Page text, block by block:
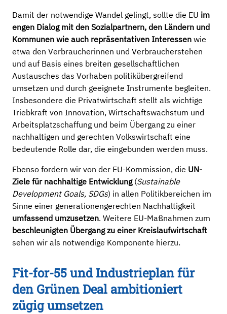
Damit der notwendige Wandel gelingt, sollte die EU im
engen Dialog mit den Sozialpartnern, den Ländern und
Kommunen wie auch repräsentativen Interessen wie
etwa den Verbraucherinnen und Verbraucherstehen
und auf Basis eines breiten gesellschaftlichen
Austausches das Vorhaben politikübergreifend
umsetzen und durch geeignete Instrumente begleiten.
Insbesondere die Privatwirtschaft stellt als wichtige
Triebkraft von Innovation, Wirtschaftswachstum und
Arbeitsplatzschaffung und beim Übergang zu einer
nachhaltigen und gerechten Volkswirtschaft eine
bedeutende Rolle dar, die eingebunden werden muss.
Ebenso fordern wir von der EU-Kommission, die UN-
Ziele für nachhaltige Entwicklung(Sustainable
Development Goals, SDGs) in allen Politikbereichen im
Sinne einer generationengerechten Nachhaltigkeit
umfassend umzusetzen. Weitere EU-Maßnahmen zum
beschleunigten Übergang zu einer Kreislaufwirtschaft
sehen wir als notwendige Komponente hierzu.
Fit-for-55 und Industrieplan für
den Grünen Deal ambitioniert
zügig umsetzen